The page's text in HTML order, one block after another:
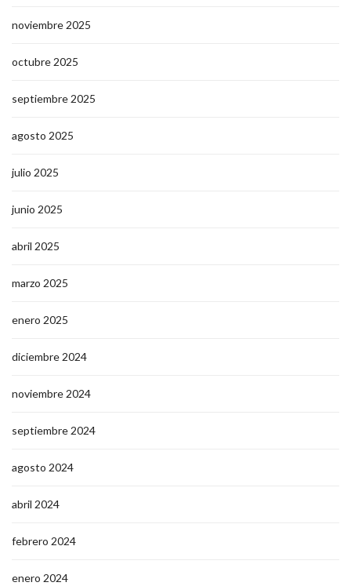
noviembre 2025
octubre 2025
septiembre 2025
agosto 2025
julio 2025
junio 2025
abril 2025
marzo 2025
enero 2025
diciembre 2024
noviembre 2024
septiembre 2024
agosto 2024
abril 2024
febrero 2024
enero 2024